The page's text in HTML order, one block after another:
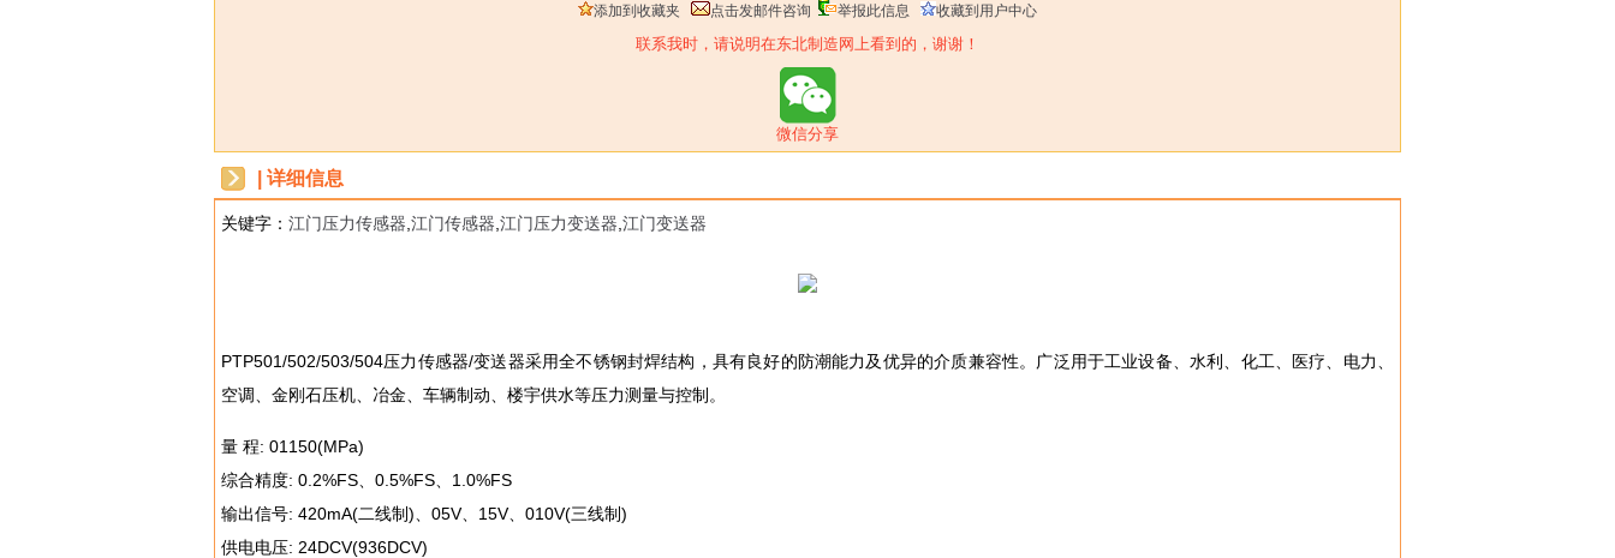
添加到收藏夹 点击发邮件咨询 举报此信息 收藏到用户中心
联系我时，请说明在东北制造网上看到的，谢谢！
微信分享
| 详细信息
关键字： 江门压力传感器 江门传感器 江门压力变送器 江门变送器
PTP501/502/503/504压力传感器/变送器采用全不锈钢封焊结构，具有良好的防潮能力及优异的介质兼容性。广泛用于工业设备、水利、化工、医疗、电力、
空调、金刚石压机、冶金、车辆制动、楼宇供水等压力测量与控制。
量 程: 01150(MPa)
综合精度: 0.2%FS、0.5%FS、1.0%FS
输出信号: 420mA(二线制)、05V、15V、010V(三线制)
供电电压: 24DCV(936DCV)